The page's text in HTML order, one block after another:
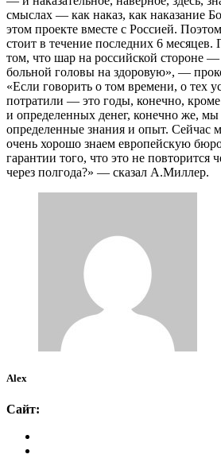
смыслах — как наказ, как наказание
этом проекте вместе с Россией.
стоит в течение последних 6 месяцев.
том, что шар на российской стороне —
больной головы на здоровую», —
«Если говорить о том времени, о тех
потратили — это годы, конечно,
и определенных денег, конечно же,
определенные знания и опыт. Сейчас
очень хорошо знаем европейскую
гарантии того, что это не повторится
через полгода?» — сказал А.Миллер.
Alex
Сайт: